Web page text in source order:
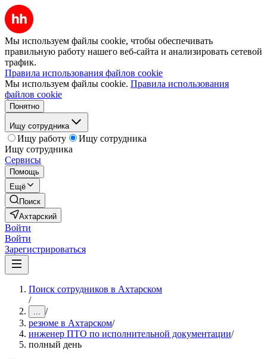
Мы используем файлы cookie, чтобы обеспечивать
правильную работу нашего веб-сайта и анализировать сетевой
трафик.
Правила использования файлов cookie
Мы используем файлы cookie. Правила использования
файлов cookie
Понятно
Ищу сотрудника
Ищу работу
Ищу сотрудника
Ищу сотрудника
Сервисы
Помощь
Ещё
Поиск
Ахтарский
Войти
Войти
Зарегистрироваться
Поиск сотрудников в Ахтарском
/
... /
резюме в Ахтарском/
инженер ПТО по исполнительной документации/
полный день